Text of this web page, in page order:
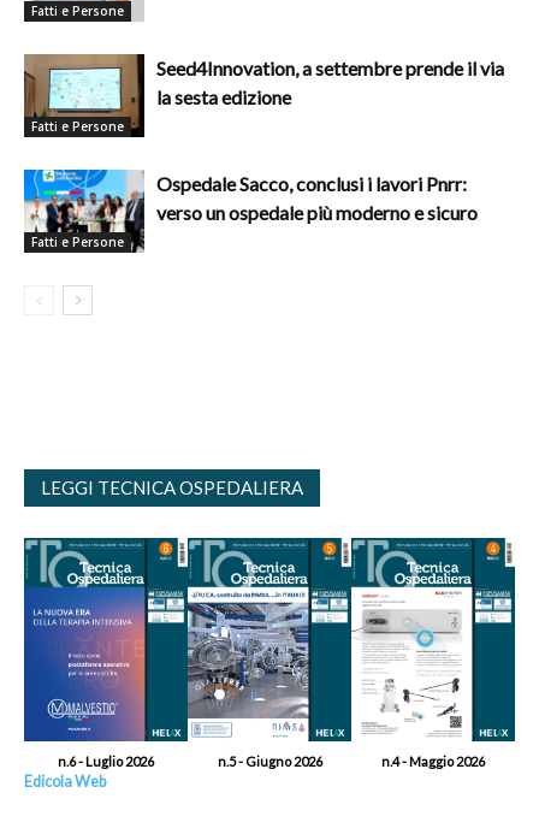
Fatti e Persone
Fatti e Persone
Seed4Innovation, a settembre prende il via
la sesta edizione
Fatti e Persone
Ospedale Sacco, conclusi i lavori Pnrr:
verso un ospedale più moderno e sicuro
LEGGI TECNICA OSPEDALIERA
n.6 - Luglio 2026 n.5 - Giugno 2026 n.4 - Maggio 2026
Edicola Web